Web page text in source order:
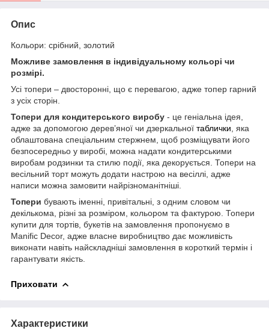
Опис
Кольори: срібний, золотий
Можливе замовлення в індивідуальному кольорі чи
розмірі.
Усі топери – двосторонні, що є перевагою, адже топер гарний
з усіх сторін.
Топери для кондитерського виробу - це геніальна ідея,
адже за допомогою дерев’яної чи дзеркальної таблички , яка
облаштована спеціальним стержнем, щоб розміщувати його
безпосередньо у виробі, можна надати кондитерськими
виробам родзинки та стилю події, яка декорується. Топери на
весільний торт можуть додати настрою на весіллі, адже
написи можна замовити найрізноманітніші.
Топери бувають іменні, привітальні, з одним словом чи
декількома, різні за розміром, кольором та фактурою. Топери
купити для тортів, букетів на замовлення пропонуємо в
Manific Decor, адже власне виробництво дає можливість
виконати навіть найскладніші замовлення в короткий термін і
гарантувати якість.
Приховати
Характеристики